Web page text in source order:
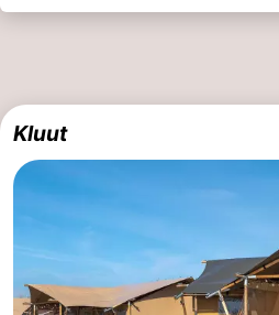
Kluut